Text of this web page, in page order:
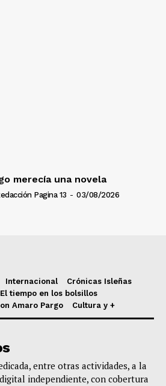
merecía una novela
Pagina 13 - 03/08/2026
Internacional
Crónicas Isleñas
El tiempo en los bolsillos
Amaro Pargo
Cultura y +
entre otras actividades, a la
independiente, con cobertura